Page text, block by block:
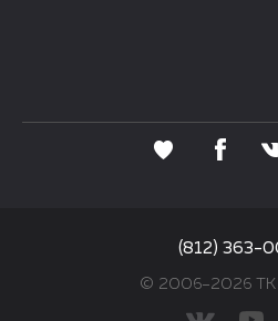
© 2006–2026 ТК
(812) 363-